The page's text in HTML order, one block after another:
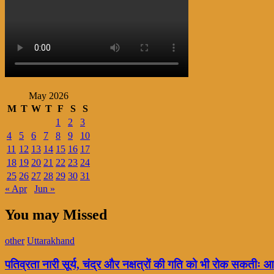
May 2026
M T W T F S
S
1
2
3
4
5 6 7 8 9
10
11 12 13 14 15 16 17
18 19 20 21 22 23 24
25 26 27 28 29 30 31
« Apr
Jun »
You may Missed
other Uttarakhand
पतिव्रता नारी सूर्य, चंद्र और नक्षत्रों की गति को भी रोक सकतीः